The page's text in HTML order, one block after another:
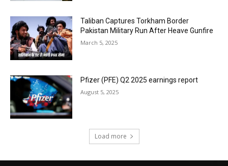
Taliban Captures Torkham Border
Pakistan Military Run After Heave Gunfire
March 5, 2025
Pfizer (PFE) Q2 2025 earnings report
August 5, 2025
Load more